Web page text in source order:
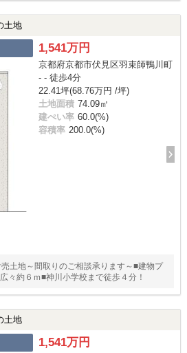
土地
1,541万円
京都府京都市伏見区羽束師鴨川町
- - 徒歩4分
22.41坪(68.76万円 /坪)
土地面積 74.09㎡
建ぺい率 60.0(%)
容積率 200.0(%)
土地～間取りのご相談承ります～■建物プ
々約６ｍ■神川小学校まで徒歩４分！
土地
1,541万円